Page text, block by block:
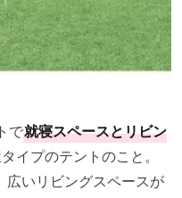
で就寝スペースとリビン
イプのテントのこと。
広いリビングスペースが